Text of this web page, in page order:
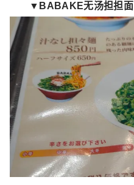
▼BABAKE无汤担担面